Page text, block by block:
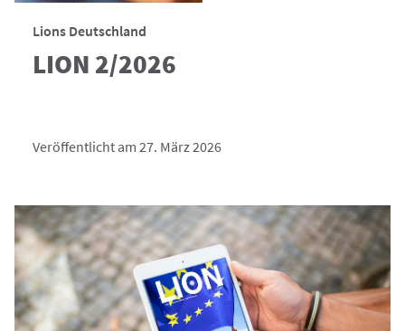
Lions Deutschland
LION 2/2026
Veröffentlicht am 27. März 2026